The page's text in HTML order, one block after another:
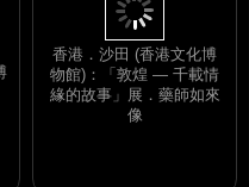
香港．沙田 (香港文化博